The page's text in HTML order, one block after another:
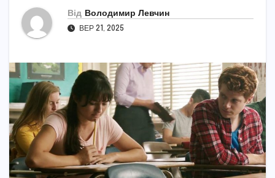
Від Володимир Левчин
ВЕР 21, 2025